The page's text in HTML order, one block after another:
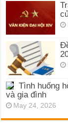
Tình huống
và gia đình
May 24, 2026